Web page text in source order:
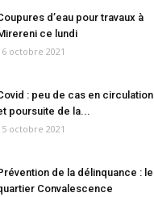
d’eau pour travaux à
ce lundi
octobre 2021
: peu de cas en circulation
poursuite de la...
octobre 2021
de la délinquance : le
Convalescence